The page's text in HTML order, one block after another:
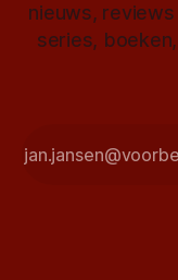
nieuws,
series,